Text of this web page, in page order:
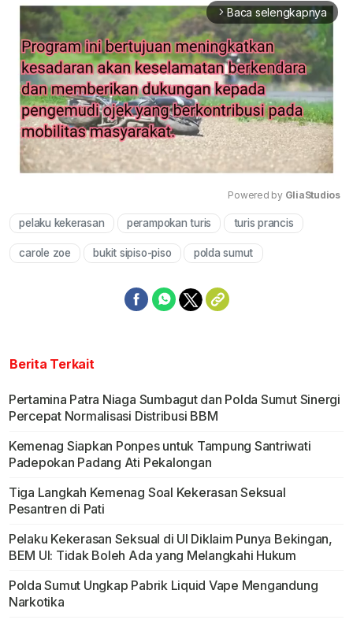
arrow_forward_ios Baca selengkapnya
Mute
Powered by GliaStudios
pelaku kekerasan perampokan turis turis prancis
carole zoe bukit sipiso-piso polda sumut
Berita Terkait
Pertamina Patra Niaga Sumbagut dan Polda Sumut Sinergi
Percepat Normalisasi Distribusi BBM
Kemenag Siapkan Ponpes untuk Tampung Santriwati
Padepokan Padang Ati Pekalongan
Tiga Langkah Kemenag Soal Kekerasan Seksual
Pesantren di Pati
Pelaku Kekerasan Seksual di UI Diklaim Punya Bekingan,
BEM UI: Tidak Boleh Ada yang Melangkahi Hukum
Polda Sumut Ungkap Pabrik Liquid Vape Mengandung
Narkotika